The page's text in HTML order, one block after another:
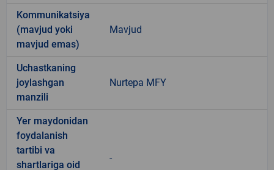
Kommunikatsiya
(mavjud yoki
mavjud emas)
Mavjud
Uchastkaning
joylashgan
manzili
Nurtepa MFY
Yer maydonidan
foydalanish
tartibi va
shartlariga oid
-